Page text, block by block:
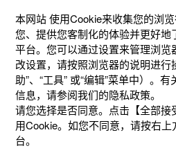
产品
客户支持
本网站 使⽤Cookie来收集您的浏
您、提供您客制化的体验并更好地
平台。您可以通过设置来管理浏览
改设置，请按照浏览器的说明进⾏
助”、“⼯具” 或“编辑”菜单中）。
信息，请参阅我们的隐私政策。
请您选择是否同意。点击【全部
用Cookie。如您不同意，请按右
台。